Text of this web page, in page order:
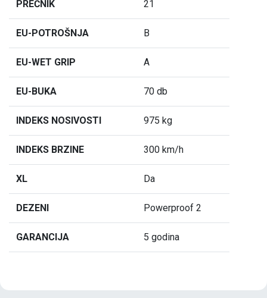
PREČNIK 21
EU-POTROŠNJA B
EU-WET GRIP A
EU-BUKA 70 db
INDEKS NOSIVOSTI 975 kg
INDEKS BRZINE 300 km/h
XL Da
DEZENI Powerproof 2
GARANCIJA 5 godina